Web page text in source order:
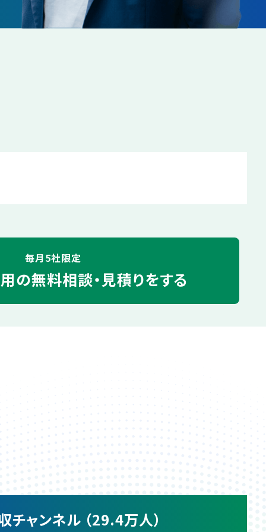
毎月5社限定
の無料相談・見積りをする
チャンネル （29.4万人）